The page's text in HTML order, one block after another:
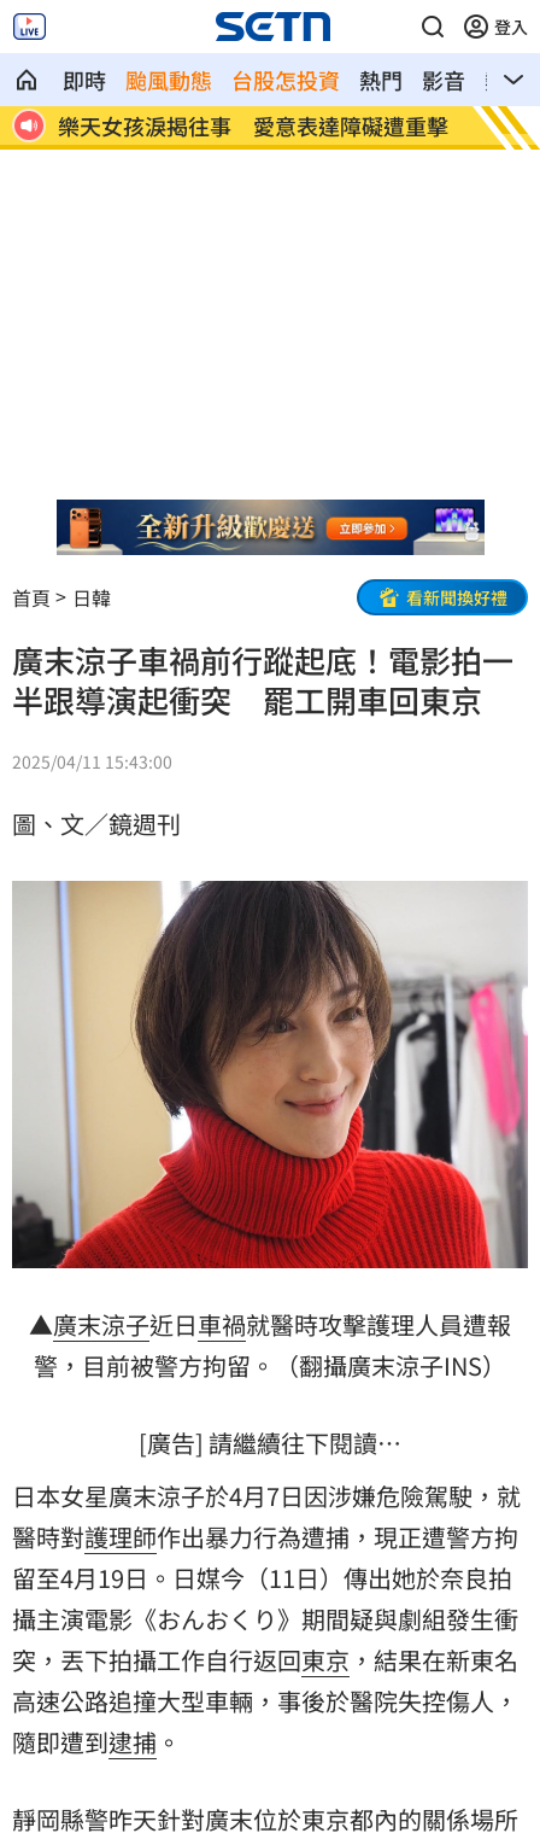
登入
即時 颱風動態 台股怎投資 熱門 影音
熱搜
油
樂天女孩淚揭往事 愛意表達障礙遭重擊
一張
萬
首頁 日韓 看新聞換好禮
廣末涼子車禍前行蹤起底！電影拍一
半跟導演起衝突 罷工開車回東京
2025/04/11 15:43:00
圖、文／鏡週刊
▲廣末涼子近日車禍就醫時攻擊護理人員遭報
警，目前被警方拘留。（翻攝廣末涼子INS）
[廣告] 請繼續往下閱讀…
日本女星廣末涼子於4月7日因涉嫌危險駕駛，就
醫時對護理師作出暴力行為遭捕，現正遭警方拘
留至4月19日。日媒今（11日）傳出她於奈良拍
攝主演電影《おんおくり》期間疑與劇組發生衝
突 ，丟下拍攝工作自行返回東京 ，結果在新東名
高速公路追撞大型車輛，事後於醫院失控傷人，
隨即遭到逮捕 。
靜岡縣警昨天針對廣末位於東京都內的關係場所